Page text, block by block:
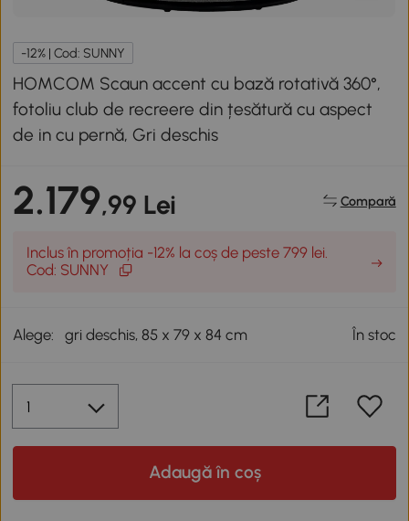
-12% | Cod: SUNNY
HOMCOM Scaun accent cu bază rotativă 360°,
fotoliu club de recreere din țesătură cu aspect
de in cu pernă, Gri deschis
2.179,99 Lei Compară
Inclus în promoția -12% la coș de peste 799 lei.
Cod: SUNNY
Alege: gri deschis, 85 x 79 x 84 cm În stoc
Adaugă în coș